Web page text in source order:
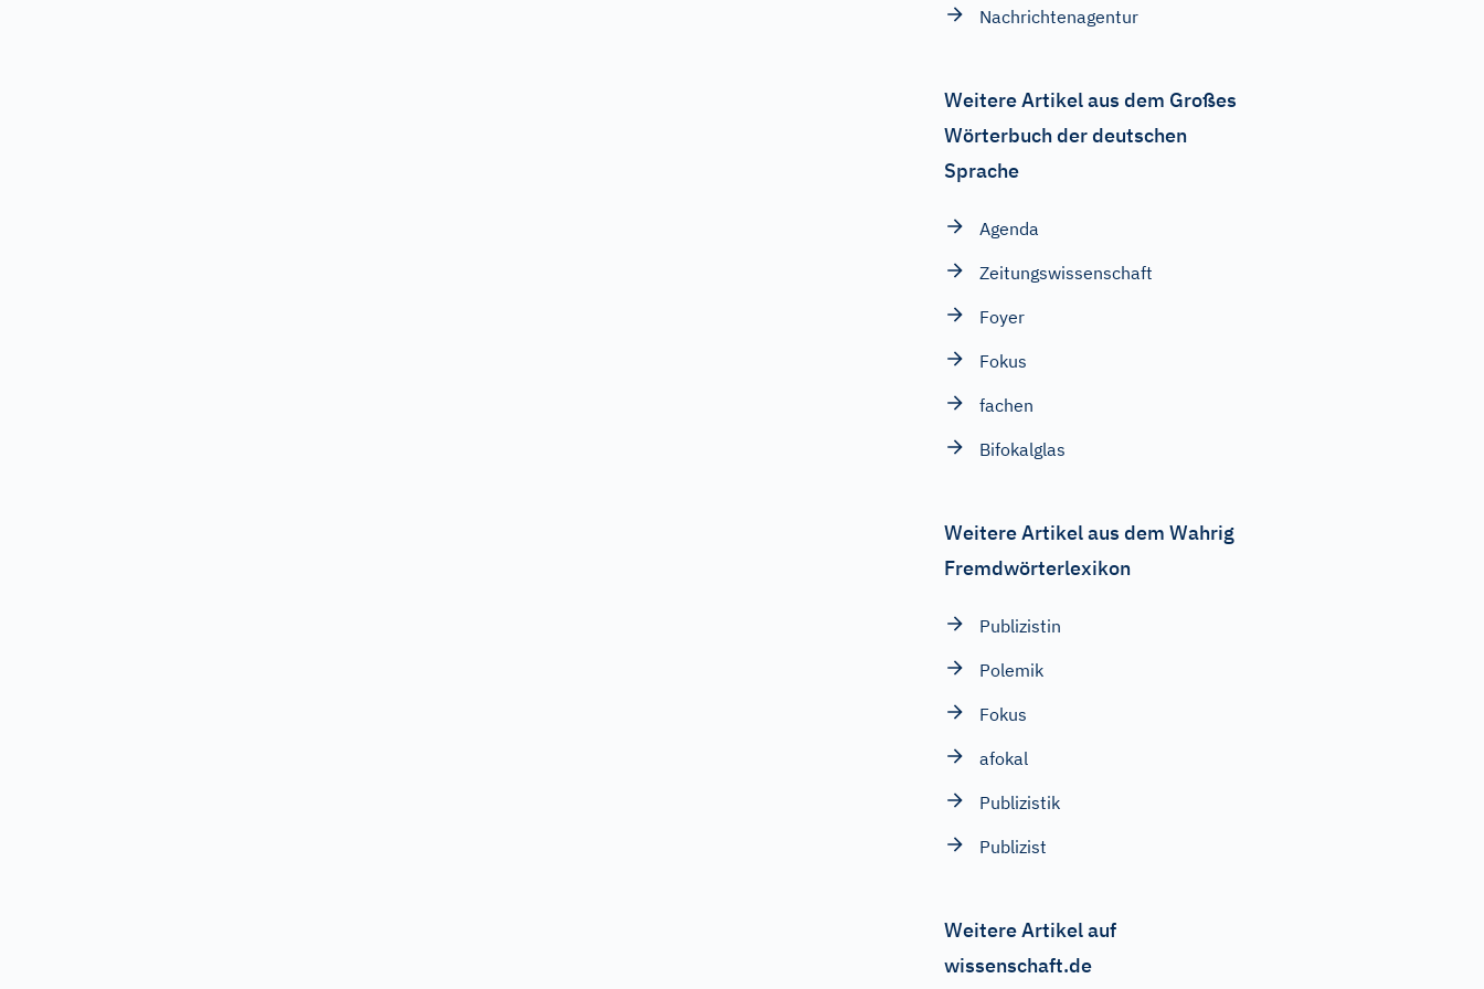
Nachrichtenagentur
Weitere Artikel aus dem Großes
Wörterbuch der deutschen
Sprache
Agenda
Zeitungswissenschaft
Foyer
Fokus
fachen
Bifokalglas
Weitere Artikel aus dem Wahrig
Fremdwörterlexikon
Publizistin
Polemik
Fokus
afokal
Publizistik
Publizist
Weitere Artikel auf
wissenschaft.de